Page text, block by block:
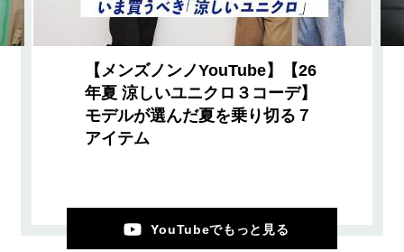
【メンズノンノYouTube】【26
年夏 涼しいユニクロ３コーデ】
モデルが選んだ夏を乗り切る７
アイテム
YouTubeでもっと見る